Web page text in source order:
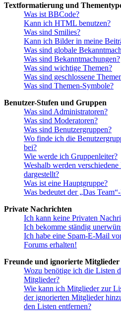
Textformatierung und
Was ist BBCode?
Kann ich HTML benutzen?
Was sind Smilies?
Kann ich Bilder in meine
Was sind globale
Was sind Bekanntmachungen?
Was sind wichtige Themen?
Was sind geschlossene
Was sind Themen-Symbole?
Benutzer-Stufen und Gruppen
Was sind Administratoren?
Was sind Moderatoren?
Was sind Benutzergruppen?
Wo finde ich die
bei?
Wie werde ich Gruppenleiter?
Weshalb werden
dargestellt?
Was ist eine Hauptgruppe?
Was bedeutet der „Das
Private Nachrichten
Ich kann keine Privaten
Ich bekomme ständig
Ich habe eine Spam-E-Mail
Forums erhalten!
Freunde und ignorierte Mitglieder
Wozu benötige ich die Listen
Mitglieder?
Wie kann ich Mitglieder zur
der ignorierten Mitglieder
den Listen entfernen?